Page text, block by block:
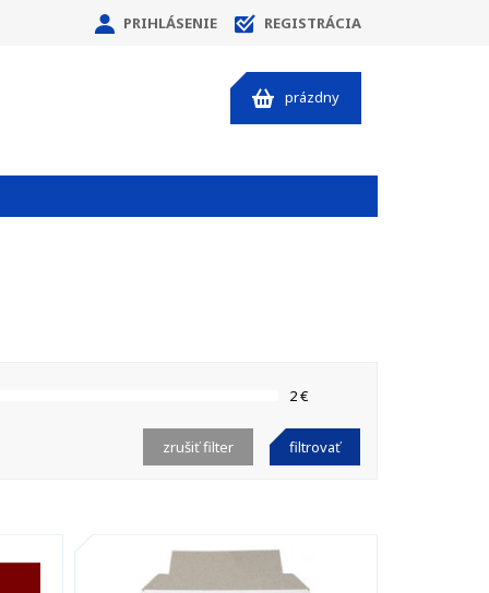
PRIHLÁSENIE REGISTRÁCIA
prázdny
2 €
filtrovať
zrušiť filter